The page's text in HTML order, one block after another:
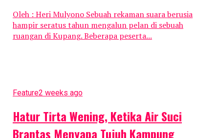
Oleh : Heri Mulyono Sebuah rekaman suara berusia
hampir seratus tahun mengalun pelan di sebuah
ruangan di Kupang. Beberapa peserta...
Feature2 weeks ago
Hatur Tirta Wening, Ketika Air Suci
Brantas Menyapa Tujuh Kampung